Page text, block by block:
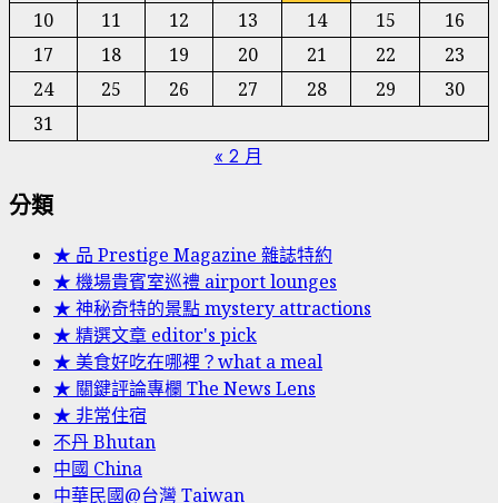
10
11 12 13 14 15
16
17
18 19 20 21 22
23
24
25 26 27 28 29
30
31
« 2 月
分類
★ 品 Prestige Magazine 雜誌特約
★ 機場貴賓室巡禮 airport lounges
★ 神秘奇特的景點 mystery attractions
★ 精選文章 editor's pick
★ 美食好吃在哪裡？what a meal
★ 關鍵評論專欄 The News Lens
★ 非常住宿
不丹 Bhutan
中國 China
中華民國@台灣 Taiwan